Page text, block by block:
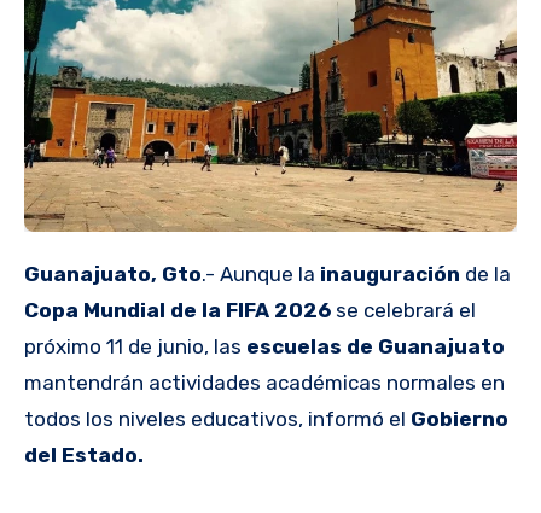
Guanajuato, Gto.- Aunque la inauguración de la
Copa Mundial de la FIFA 2026 se celebrará el
próximo 11 de junio, las escuelas de Guanajuato
mantendrán actividades académicas normales en
todos los niveles educativos, informó el Gobierno
del Estado.